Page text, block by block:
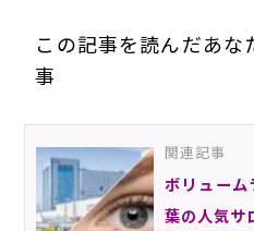
この記事を読んだあ
事
関連記事
ボリュー
葉の人気サ